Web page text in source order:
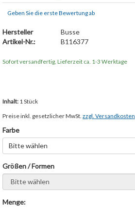
Geben Sie die erste Bewertung ab
Hersteller
Busse
Artikel-Nr.:
B116377
Sofort versandfertig, Lieferzeit ca. 1-3 Werktage
Inhalt: 1 Stück
Preise inkl. gesetzlicher MwSt. zzgl. Versandkosten
Farbe
Bitte wählen
Größen / Formen
Bitte wählen
Menge: